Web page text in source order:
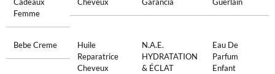
Femme
Bebe Creme
Huile
Reparatrice
Cheveux
N.a.e.
HYDRATATION
& ÉCLAT
Eau De
Parfum
Enfant